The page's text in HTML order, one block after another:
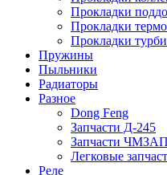
Прокладки
Прокладки
Прокладки
Пружины
Пыльники
Радиаторы
Разное
Dong Feng
Запчасти Д-245
Запчасти ЧМЗАП
Легковые
Реле